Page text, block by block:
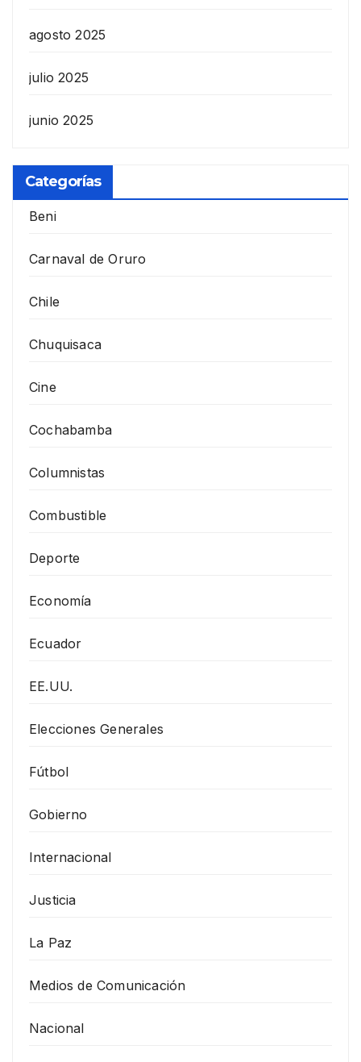
agosto 2025
julio 2025
junio 2025
Categorías
Beni
Carnaval de Oruro
Chile
Chuquisaca
Cine
Cochabamba
Columnistas
Combustible
Deporte
Economía
Ecuador
EE.UU.
Elecciones Generales
Fútbol
Gobierno
Internacional
Justicia
La Paz
Medios de Comunicación
Nacional